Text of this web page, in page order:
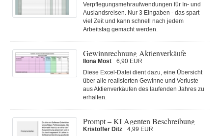
Verpflegungsmehraufwendungen für In- und
Auslandsreisen. Nur 3 Eingaben - das spart
viel Zeit und kann schnell nach jedem
Arbeitstag gemacht werden.
Gewinnrechnung Aktienverkäufe
Ilona Möst
6,90 EUR
Diese Excel-Datei dient dazu, eine Übersicht
über alle realisierten Gewinne und Verluste
aus Aktienverkäufen des laufenden Jahres zu
erhalten.
Prompt – KI Agenten Beschreibung
Kristoffer Ditz
4,99 EUR